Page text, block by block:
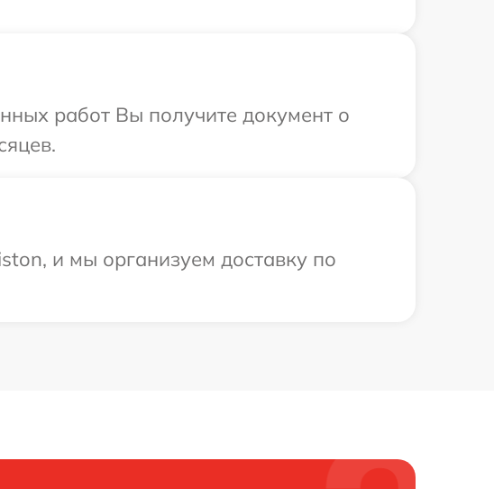
работ Вы получите документ о
и мы организуем доставку по